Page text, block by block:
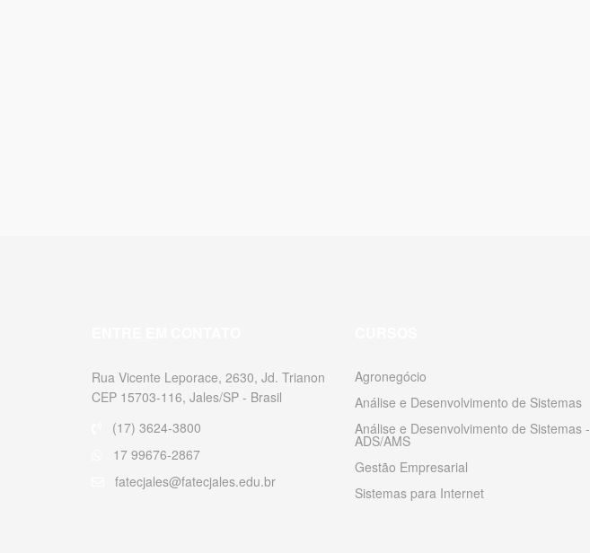
Rua Vicente Leporace, 2630, Jd. Trianon
CEP 15703-116, Jales/SP - Brasil
(17) 3624-3800
17 99676-2867
fatecjales@fatecjales.edu.br
Agronegócio
Análise e Desenvolvimento de Sistemas
Análise e Desenvolvimento de Sistemas -
ADS/AMS
Gestão Empresarial
Sistemas para Internet